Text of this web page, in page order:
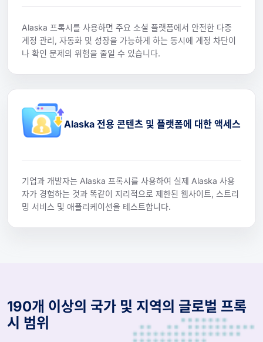
Alaska 프록시를 사용하면 주요 소셜 플랫폼에서 안전한 다중
계정 관리, 자동화 및 성장을 가능하게 하는 동시에 계정 차단이
나 확인 문제의 위험을 줄일 수 있습니다.
Alaska 전용 콘텐츠 및 플랫폼에 대한 액세스
기업과 개발자는 Alaska 프록시를 사용하여 실제 Alaska 사용
자가 경험하는 것과 똑같이 지리적으로 제한된 웹사이트, 스트리
밍 서비스 및 애플리케이션을 테스트합니다.
190개 이상의 국가 및 지역의 글로벌 프록
시 범위